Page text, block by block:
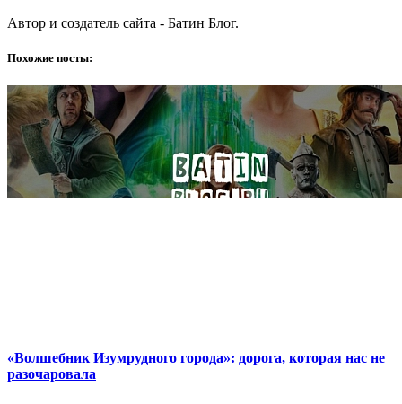
Автор и создатель сайта - Батин Блог.
Похожие посты:
«Волшебник Изумрудного города»: дорога, которая нас не
разочаровала